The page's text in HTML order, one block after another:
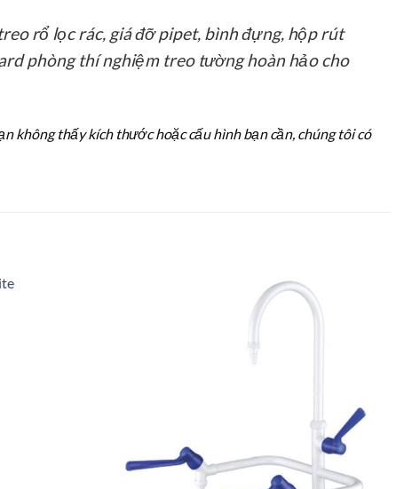
rổ lọc rác, giá đỡ pipet, bình đựng, hộp rút
phòng thí nghiệm treo tường hoàn hảo cho
không thấy kích thước hoặc cấu hình bạn cần, chúng tôi có